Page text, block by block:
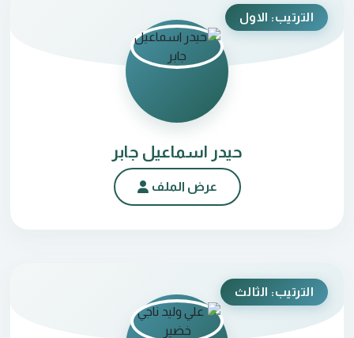
الترتيب: الاول
حيدر اسماعيل جابر
عرض الملف
الترتيب: الثالث